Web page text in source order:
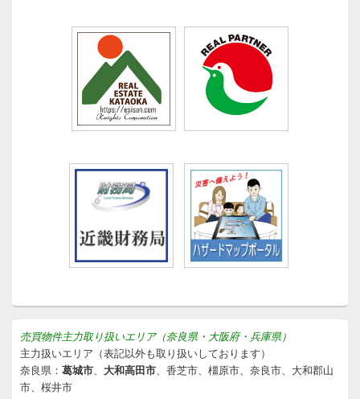
売買物件主力取り扱いエリア（奈良県・大阪府・兵庫県）
主力扱いエリア（表記以外も取り扱いしております）
奈良県： 葛城市 大和高田市 、香芝市、橿原市、奈良市、大和郡山
市、桜井市